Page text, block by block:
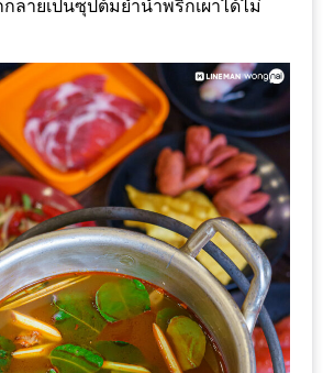
ลายเป็นซุปต้มยำน้ำพริกเผาได้ไม่